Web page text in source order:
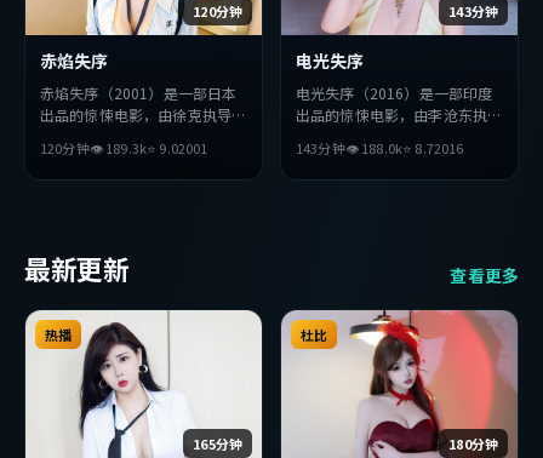
120分钟
赤焰失序
赤焰失序（2001）是一部日本
出品的惊悚电影，由徐克执导，
主演。影片在叙事与视听上力求
突破，探讨人性与抉择，节奏张
120分钟👁189.3k⭐ 9.02001
143分钟
电光失序
电光失序（2016）是一部印度
出品的惊悚电影，由李沧东执
主演。影片在叙事与视听上力求
突破，探讨人性与抉择，节奏张
143分钟👁188.0k⭐ 8.72016
最新更新 查看更多
165分钟
热播
180分钟
杜比